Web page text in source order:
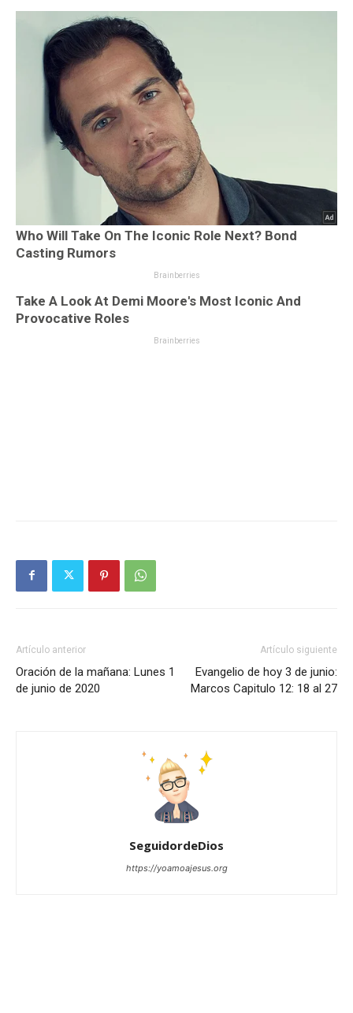
Artículo anterior
Oración de la mañana: Lunes 1
de junio de 2020
Artículo siguiente
Evangelio de hoy 3 de junio:
Marcos Capitulo 12: 18 al 27
SeguidordeDios
https://yoamoajesus.org